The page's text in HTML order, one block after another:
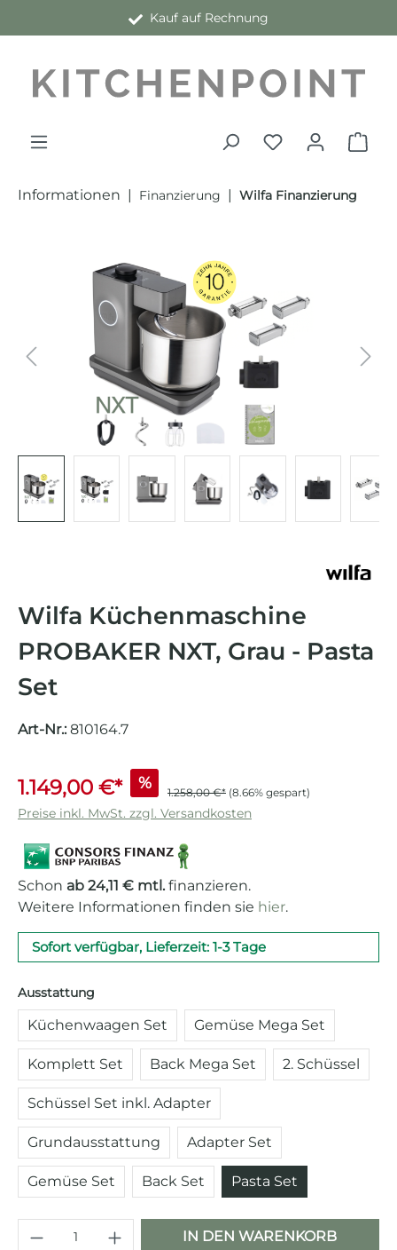
Kauf auf Rechnung
Fachgeschäft vor Ort
Informationen | Finanzierung | Wilfa Finanzierung
Bildergalerie überspringen
Wilfa Küchenmaschine
PROBAKER NXT, Grau - Pasta
Set
Art-Nr.: 810164.7
1.149,00 €* % 1.258,00 €* (8.66% gespart)
Preise inkl. MwSt. zzgl. Versandkosten
Schon ab 24,11 € mtl. finanzieren.
Weitere Informationen finden sie hier.
Sofort verfügbar, Lieferzeit: 1-3 Tage
Ausstattung
Küchenwaagen Set Gemüse Mega Set
Komplett Set Back Mega Set 2. Schüssel
Schüssel Set inkl. Adapter
Grundausstattung Adapter Set
Gemüse Set Back Set Pasta Set
Produkt Anzahl: Gib den
IN DEN WARENKORB